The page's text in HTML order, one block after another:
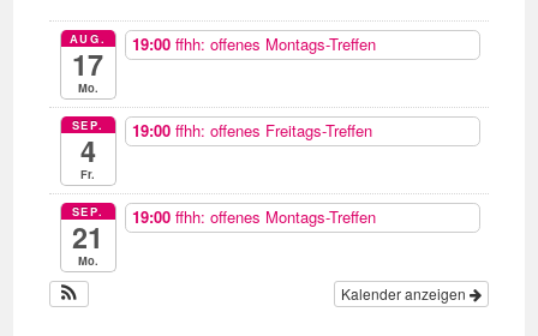
AUG.
17
Mo.
19:00 ffhh: offenes Montags-Treffen
SEP.
4
Fr.
19:00 ffhh: offenes Freitags-Treffen
SEP.
21
Mo.
19:00 ffhh: offenes Montags-Treffen
Kalender anzeigen